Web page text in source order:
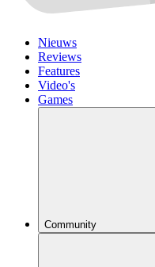
Nieuws
Reviews
Features
Video's
Games
Community